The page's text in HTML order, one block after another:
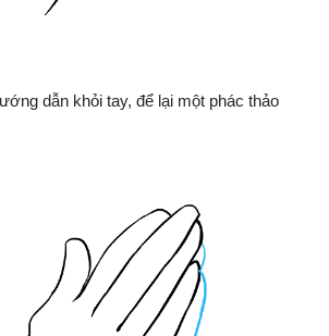
dẫn khỏi tay, để lại một phác thảo